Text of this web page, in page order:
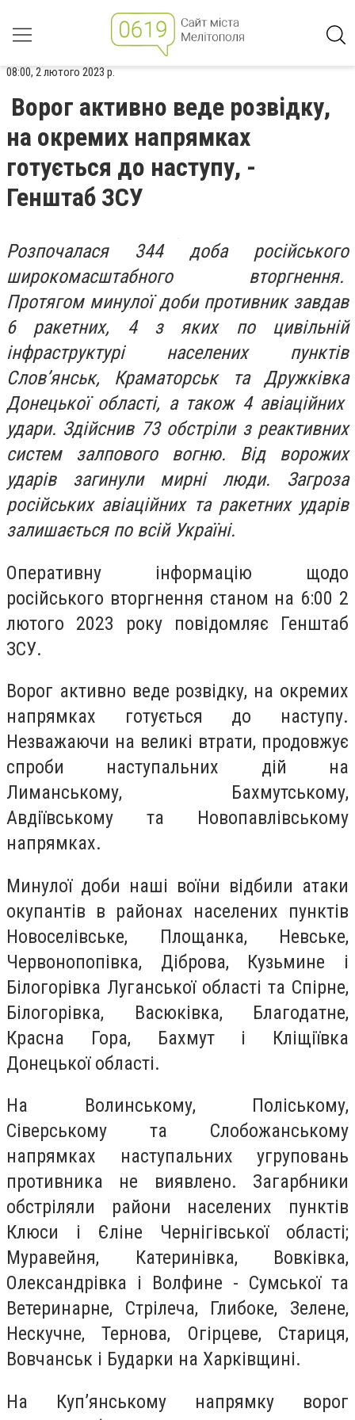
08:00, 2 лютого 2023 р.
Ворог активно веде розвідку,
на окремих напрямках
готується до наступу, -
Генштаб ЗСУ
Розпочалася 344 доба російського
широкомасштабного вторгнення.
Протягом минулої доби противник завдав
6 ракетних, 4 з яких по цивільній
інфраструктурі населених пунктів
Слов’янськ, Краматорськ та Дружківка
Донецької області, а також 4 авіаційних
удари. Здійснив 73 обстріли з реактивних
систем залпового вогню. Від ворожих
ударів загинули мирні люди. Загроза
російських авіаційних та ракетних ударів
залишається по всій Україні.
Оперативну інформацію щодо
російського вторгнення станом на 6:00 2
лютого 2023 року повідомляє Генштаб
ЗСУ.
Ворог активно веде розвідку, на окремих
напрямках готується до наступу.
Незважаючи на великі втрати, продовжує
спроби наступальних дій на
Лиманському, Бахмутському,
Авдіївському та Новопавлівському
напрямках.
Минулої доби наші воїни відбили атаки
окупантів в районах населених пунктів
Новоселівське, Площанка, Невське,
Червонопопівка, Діброва, Кузьмине і
Білогорівка Луганської області та Спірне,
Білогорівка, Васюківка, Благодатне,
Красна Гора, Бахмут і Кліщіївка
Донецької області.
На Волинському, Поліському,
Сіверському та Слобожанському
напрямках наступальних угруповань
противника не виявлено. Загарбники
обстріляли райони населених пунктів
Клюси і Єліне Чернігівської області;
Муравейня, Катеринівка, Вовківка,
Олександрівка і Волфине - Сумської та
Ветеринарне, Стрілеча, Глибоке, Зелене,
Нескучне, Тернова, Огірцеве, Стариця,
Вовчанськ і Бударки на Харківщині.
На Куп’янському напрямку ворог